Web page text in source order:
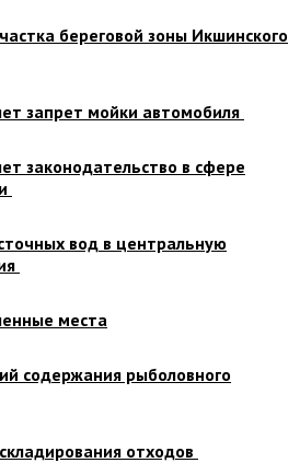
береговой зоны Икшинского
запрет мойки автомобиля
законодательство в сфере
вод в центральную
места
содержания рыболовного
отходов